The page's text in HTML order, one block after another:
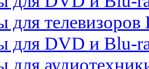
для телевизоров
для DVD и Blu-
для